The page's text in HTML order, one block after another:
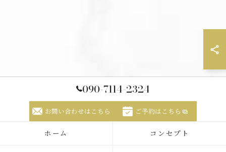
090-7114-2324
お問い合わせはこちら ご予約はこちら
ホーム コンセプト